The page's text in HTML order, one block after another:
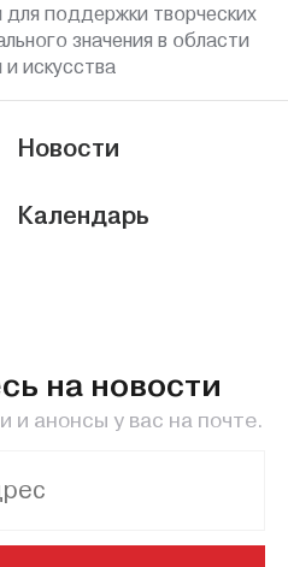
поддержки творческих
значения в области
и искусства
Новости
Календарь
на новости
и анонсы у вас на почте.